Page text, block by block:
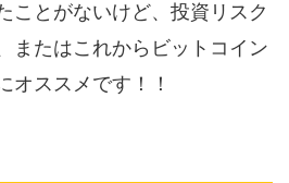
ことがないけど、投資リスク
またはこれからビットコイン
オススメです！！